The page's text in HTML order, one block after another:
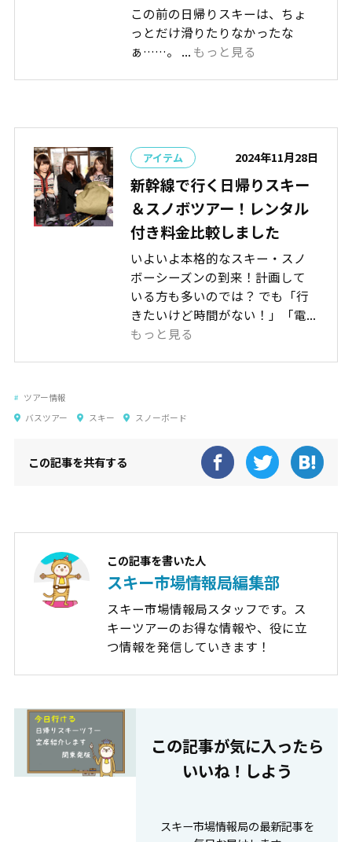
この前の日帰りスキーは、ちょ
っとだけ滑りたりなかったな
ぁ……。 ... もっと見る
アイテム 2024年11月28日
新幹線で行く日帰りスキー
＆スノボツアー！レンタル
付き料金比較しました
いよいよ本格的なスキー・スノ
ボーシーズンの到来！計画して
いる方も多いのでは？ でも「行
きたいけど時間がない！」「電...
もっと見る
ツアー情報
バスツアー
スキー スノーボード
この記事を共有する
この記事を書いた人
スキー市場情報局編集部
スキー市場情報局スタッフです。ス
キーツアーのお得な情報や、役に立
つ情報を発信していきます！
この記事が気に⼊ったら
いいね！しよう
スキー市場情報局の最新記事を